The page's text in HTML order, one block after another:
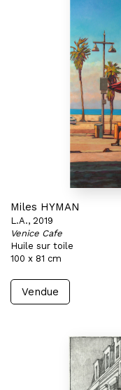
Miles HYMAN
L.A., 2019
Venice Cafe
Huile sur toile
100 x 81 cm
Vendue